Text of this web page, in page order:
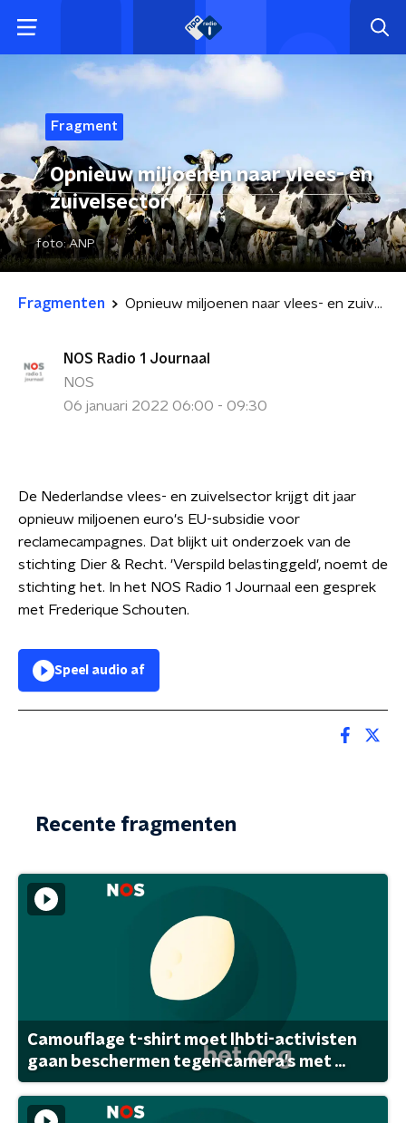
Fragment
Opnieuw miljoenen naar vlees- en
zuivelsector
foto:ANP
Fragmenten Opnieuw miljoenen naar vlees- en zuivelsector
NOS Radio 1 Journaal
NOS
06 januari 2022 06:00 - 09:30
De Nederlandse vlees- en zuivelsector krijgt dit jaar
opnieuw miljoenen euro's EU-subsidie voor
reclamecampagnes. Dat blijkt uit onderzoek van de
stichting Dier & Recht. 'Verspild belastinggeld', noemt de
stichting het. In het NOS Radio 1 Journaal een gesprek
met Frederique Schouten.
Speel audio af
Recente fragmenten
Camouflage t-shirt moet lhbti-activisten
gaan beschermen tegen camera's met ...